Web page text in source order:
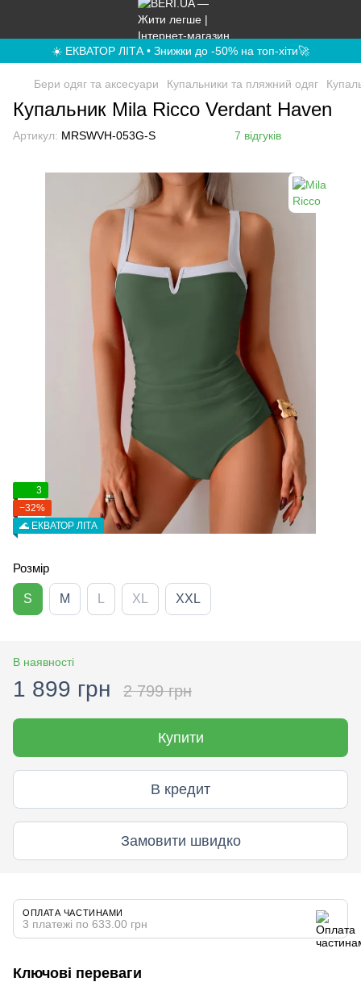
☀️ ЕКВАТОР ЛІТА • Знижки до -50% на топ-хіти🚀
Бери одяг та аксесуари Купальники та пляжний одяг
Купальник Mila Ricco Verdant Haven
Артикул: MRSWVH-053G-S 7 відгуків
3
−32%
🌊 ЕКВАТОР ЛІТА
Розмір
S M XL XXL
В наявності
1 899 грн 2 799 грн
Купити
В кредит
Замовити швидко
ОПЛАТА ЧАСТИНАМИ
3 платежі по 633.00 грн
Ключові переваги